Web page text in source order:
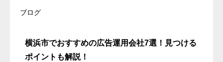
ブログ
横浜市でおすすめの広告運用会社7選！見つける
ポイントも解説！